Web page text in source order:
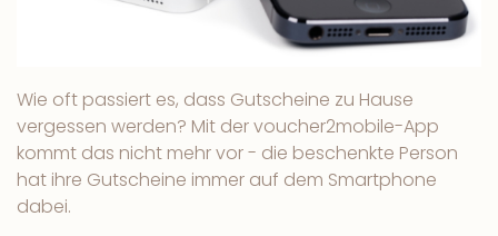
Wie oft passiert es, dass Gutscheine zu Hause
vergessen werden? Mit der voucher2mobile-App
kommt das nicht mehr vor - die beschenkte Person
hat ihre Gutscheine immer auf dem Smartphone
dabei.